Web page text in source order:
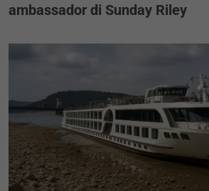
ambassador di Sunday Riley